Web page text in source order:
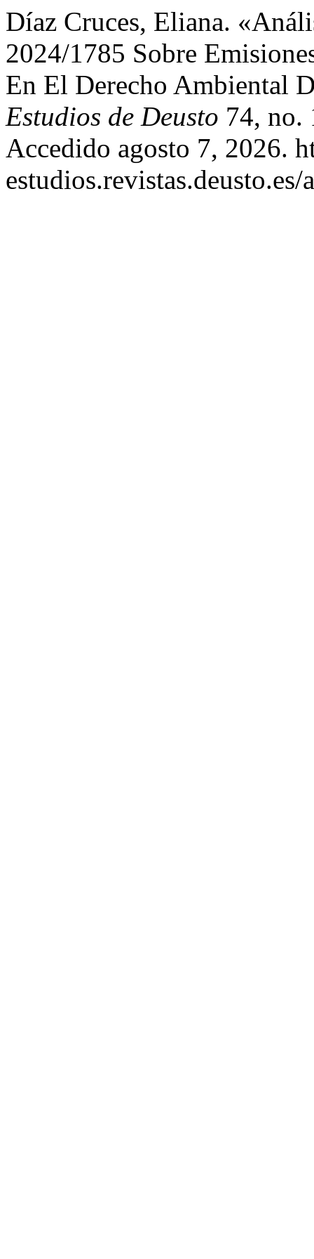
Díaz Cruces, Eliana.
2024/1785 Sobre
En El Derecho Ambiental
Estudios de Deusto 74, no.
Accedido agosto 7, 2026.